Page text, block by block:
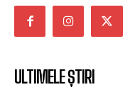
de performanță și cel